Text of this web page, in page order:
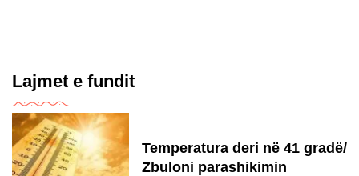
Lajmet e fundit
Temperatura deri në 41 gradë/
Zbuloni parashikimin